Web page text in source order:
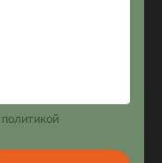
политикой